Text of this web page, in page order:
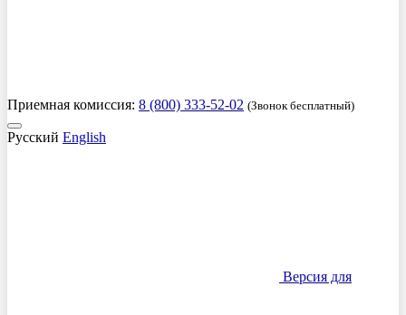
Приемная комиссия: 8 (800) 333-52-02 (Звонок бесплатный)
Русский English
Версия для